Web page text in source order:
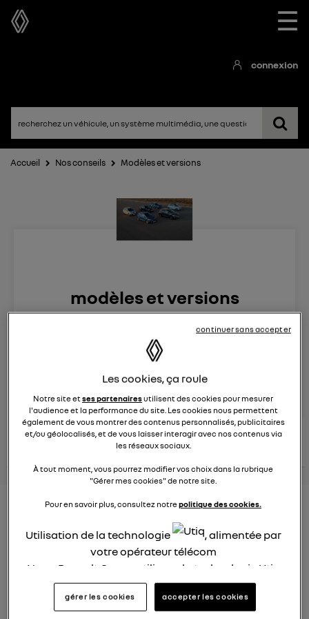
☰
connexion
Accueil Nos conseils Modèles et versions
modèles et versions
13:15
Véhicules RENAULT
posez une question
conseils Renault
consultez les
conseils
similaires
voir tous les
Nouveau modèle électrique
Renault 2022
26 janvier 2022
Quel est le nouveau modèle électrique Renault cette
année ?
Les cookies, ça roule
Notre site etses partenairesutilisent des cookies pour mesurer
l'audience et la performance du site. Les cookies nous permettent
également de vous montrer des contenus personnalisés, publicitaires
et/ou géolocalisés, et de vous laisser interagir avec nos contenus via
les réseaux sociaux.
À tout moment, vous pourrez modifier vos choix dans la rubrique
"Gérer mes cookies" de notre site.
Pour en savoir plus, consultez notrepolitique des cookies.
Utilisation de la technologie
, alimentée par
votre opérateur télécom
Nous, Renault Group, utilisons la technologie Utiq
pour nos activités digitales (telles que décrites
dans cette notice de consentement) et liées à
gérer les cookies accepter les cookies
continuer sans accepter